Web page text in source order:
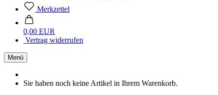
Merkzettel
0,00 EUR
Vertrag widerrufen
Menü
Sie haben noch keine Artikel in Ihrem Warenkorb.